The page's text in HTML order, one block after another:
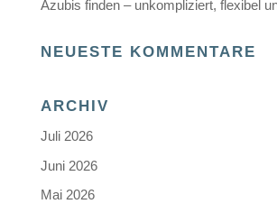
Azubis finden – unkompliziert, flexibel
NEUESTE KOMMENTARE
ARCHIV
Juli 2026
Juni 2026
Mai 2026